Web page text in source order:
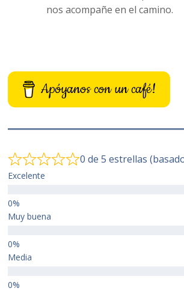
nos acompañe en el camino.
Apóyanos con un café!
0 de 5 estrellas
Excelente
Muy buena
Media